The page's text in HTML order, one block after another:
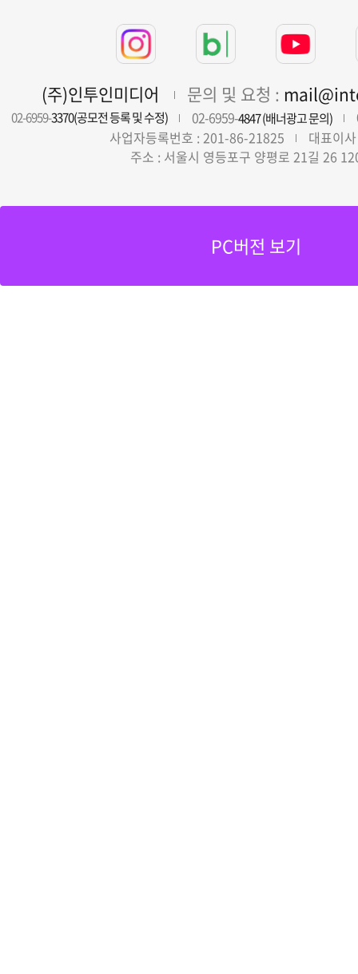
(주)인투인미디어 문의 및 요청 :
02-6959-3370(공모전 등록 및 수정) 02-6959-4847 (배너광고 문의)
사업자등록번호 : 201-86-21825
대표이
주소 : 서울시 영등포구 양평로 21길 26
PC버전 보기